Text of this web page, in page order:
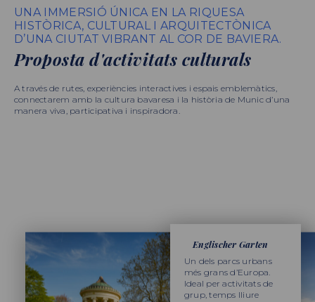
UNA IMMERSIÓ ÚNICA EN LA RIQUESA
HISTÒRICA, CULTURAL I ARQUITECTÒNICA
D’UNA CIUTAT VIBRANT AL COR DE BAVIERA.
Proposta d'activitats culturals
A través de rutes, experiències interactives i espais emblemàtics,
connectarem amb la cultura bavaresa i la història de Munic d’una
manera viva, participativa i inspiradora.
Englischer Garten
Un dels parcs urbans
més grans d’Europa.
Ideal per activitats de
grup, temps lliure